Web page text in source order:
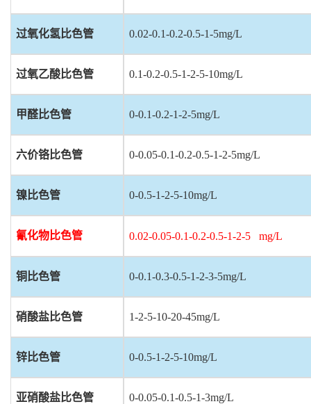
过氧化氢比色管 0.02-0.1-0.2-0.5-1-5mg/L
过氧乙酸比色管 0.1-0.2-0.5-1-2-5-10mg/L
甲醛比色管 0-0.1-0.2-1-2-5mg/L
六价铬比色管 0-0.05-0.1-0.2-0.5-1-2-5mg/L
镍比色管 0-0.5-1-2-5-10mg/L
氰化物比色管 0.02-0.05-0.1-0.2-0.5-1-2-5 mg/L
铜比色管 0-0.1-0.3-0.5-1-2-3-5mg/L
硝酸盐比色管 1-2-5-10-20-45mg/L
锌比色管 0-0.5-1-2-5-10mg/L
亚硝酸盐比色管 0-0.05-0.1-0.5-1-3mg/L